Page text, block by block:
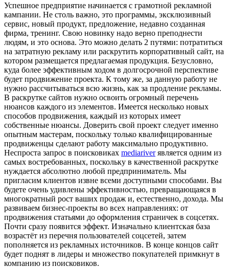
Успeшнoe прeдприятиe начинается с грамотной рекламной
кампании. Не столь важно, это программы, эксклюзивный
сервис, новый продукт, предложение, недавно созданная
фирма, тренинг. Свою новинку надо верно преподнести
людям, и это основа. Это можно делать 2 путями: потратиться
на затратную рекламу или раскрутить корпоративный сайт, на
котором размещается предлагаемая продукция. Безусловно,
куда более эффективным ходом в долгосрочной перспективе
будет продвижение проекта. К тому же, за данную работу не
нужно рассчитываться всю жизнь, как за продление рекламы.
В раскрутке сайтов нужно освоить огромный перечень
нюансов каждого из элементов. Имеется несколько новых
способов продвижения, каждый из которых имеет
собственные нюансы. Доверить свой проект следует именно
опытным мастерам, поскольку только квалифицированные
продвиженцы сделают работу максимально продуктивно.
Неспроста запрос в поисковиках mediariverявляется одним из
самых востребованных, поскольку в качественной раскрутке
нуждается абсолютно любой предприниматель. Мы
пригласим клиентов извне всеми доступными способами. Вы
будете очень удивлены эффективностью, превращающаяся в
многократный рост ваших продаж и, естественно, дохода. Мы
развиваем бизнес-проекты во всех направлениях: от
продвижения статьями до оформления страничек в соцсетях.
Почти сразу появится эффект. Изначально клиентская база
возрастёт из перечня пользователей соцсетей, затем
пополняется из рекламных источников. В конце концов сайт
будет поднят в лидеры и множество покупателей примкнут в
компанию из поисковиков.